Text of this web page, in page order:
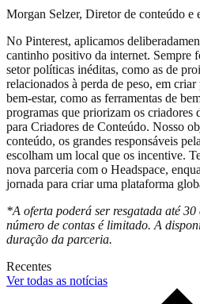
Morgan Selzer, Diretor de conteúdo e
No Pinterest, aplicamos
cantinho positivo da internet. Sempre
setor políticas inéditas, como as de
relacionados à perda de peso, em
bem-estar, como as ferramentas de
programas que priorizam os criadores
para Criadores de Conteúdo. Nosso
conteúdo, os grandes responsáveis
escolham um local que os incentive.
nova parceria com o Headspace,
jornada para criar uma plataforma
*A oferta poderá ser resgatada até 30
número de contas é limitado. A
duração da parceria.
Recentes
Ver todas as notícias